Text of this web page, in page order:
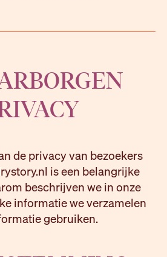
de privacy van bezoekers
is een belangrijke
beschrijven we in onze
informatie we verzamelen
gebruiken.